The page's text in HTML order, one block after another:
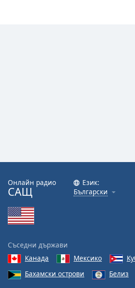
Онлайн радио
САЩ
Език:
Български
Съседни държави
Канада
Мексико
Бахамски острови
Белиз